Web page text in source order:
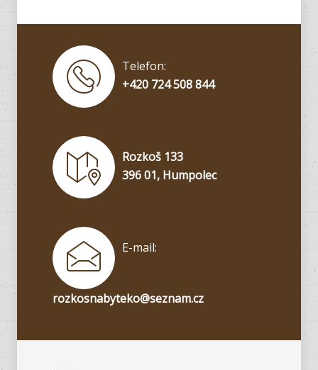
Telefon:
+420 724 508 844
Rozkoš 133
396 01, Humpolec
E-mail:
rozkosnabyteko@seznam.cz